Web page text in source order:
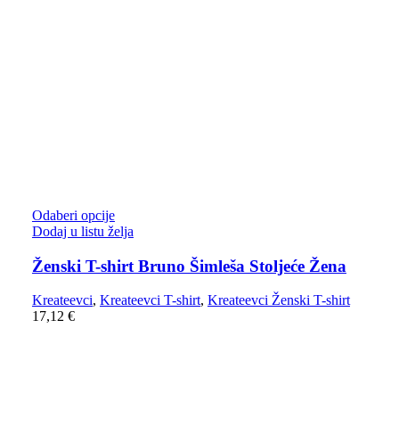
Odaberi opcije
Dodaj u listu želja
Ženski T-shirt Bruno Šimleša Stoljeće Žena
Kreateevci, Kreateevci T-shirt, Kreateevci Ženski T-shirt
17,12 €